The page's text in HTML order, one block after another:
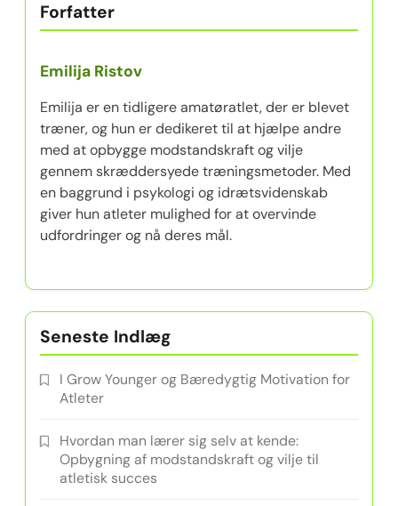
Forfatter
Emilija Ristov
Emilija er en tidligere amatøratlet, der er blevet
træner, og hun er dedikeret til at hjælpe andre
med at opbygge modstandskraft og vilje
gennem skræddersyede træningsmetoder. Med
en baggrund i psykologi og idrætsvidenskab
giver hun atleter mulighed for at overvinde
udfordringer og nå deres mål.
Seneste Indlæg
I Grow Younger og Bæredygtig Motivation for
Atleter
Hvordan man lærer sig selv at kende:
Opbygning af modstandskraft og vilje til
atletisk succes